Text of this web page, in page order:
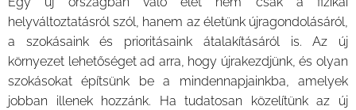
helyváltoztatásról szól, hanem az életünk újragondolásáról,
a szokásaink és prioritásaink átalakításáról is. Az új
környezet lehetőséget ad arra, hogy újrakezdjünk, és olyan
szokásokat építsünk be a mindennapjainkba, amelyek
jobban illenek hozzánk. Ha tudatosan közelítünk az új